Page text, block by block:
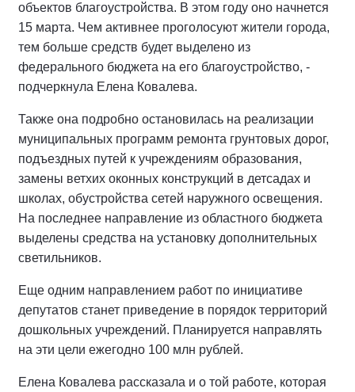
объектов благоустройства. В этом году оно начнется
15 марта. Чем активнее проголосуют жители города,
тем больше средств будет выделено из
федерального бюджета на его благоустройство, -
подчеркнула Елена Ковалева.
Также она подробно остановилась на реализации
муниципальных программ ремонта грунтовых дорог,
подъездных путей к учреждениям образования,
замены ветхих оконных конструкций в детсадах и
школах, обустройства сетей наружного освещения.
На последнее направление из областного бюджета
выделены средства на установку дополнительных
светильников.
Еще одним направлением работ по инициативе
депутатов станет приведение в порядок территорий
дошкольных учреждений. Планируется направлять
на эти цели ежегодно 100 млн рублей.
Елена Ковалева рассказала и о той работе, которая